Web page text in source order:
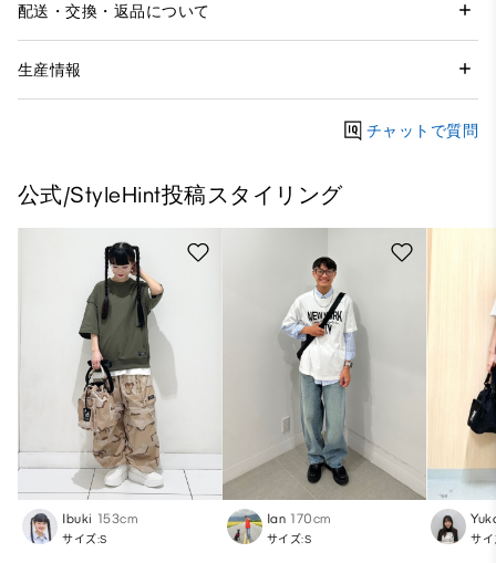
配送・交換・返品について
生産情報
チャットで質問
公式/StyleHint投稿スタイリング
Ibuki 153cm
サイズ:S
Ian 170cm
サイズ:S サイ